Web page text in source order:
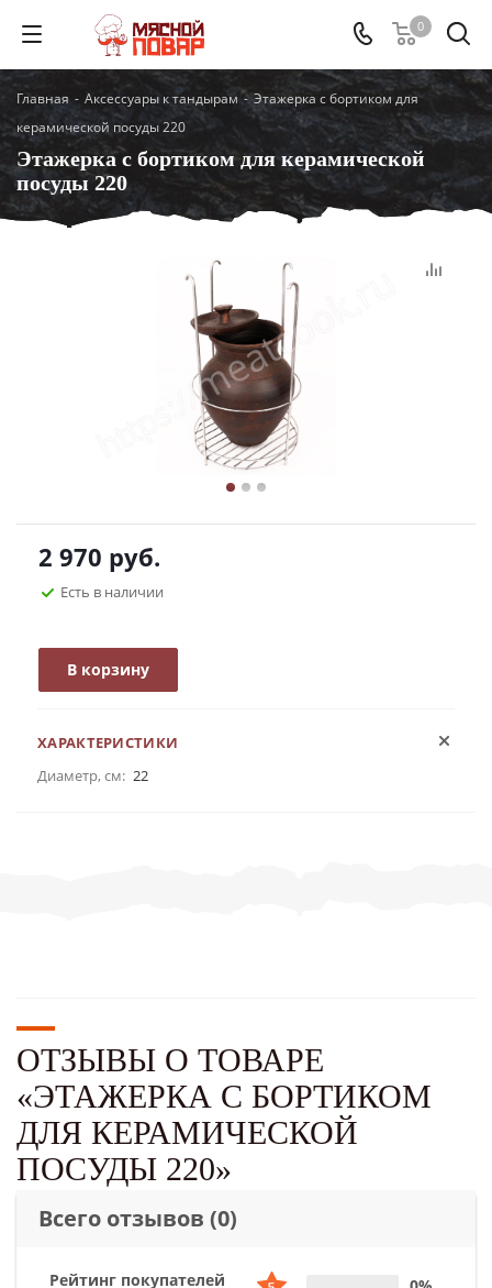
0
Главная - Аксессуары к тандырам - Этажерка с бортиком для
керамической посуды 220
Этажерка с бортиком для керамической
посуды 220
2 970 руб.
Есть в наличии
В корзину
ХАРАКТЕРИСТИКИ
Диаметр, см: 22
ОТЗЫВЫ О ТОВАРЕ
«ЭТАЖЕРКА С БОРТИКОМ
ДЛЯ КЕРАМИЧЕСКОЙ
ПОСУДЫ 220»
Всего отзывов (0)
Рейтинг покупателей